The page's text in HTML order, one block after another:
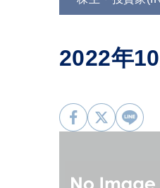
2022年